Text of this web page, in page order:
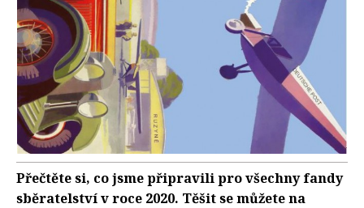
Přečtěte si, co jsme připravili pro všechny fandy
sběratelství v roce 2020. Těšit se můžete na